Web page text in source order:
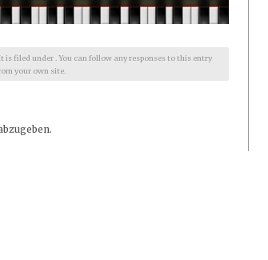
is filed under . You can follow any responses to this entry
your own site.